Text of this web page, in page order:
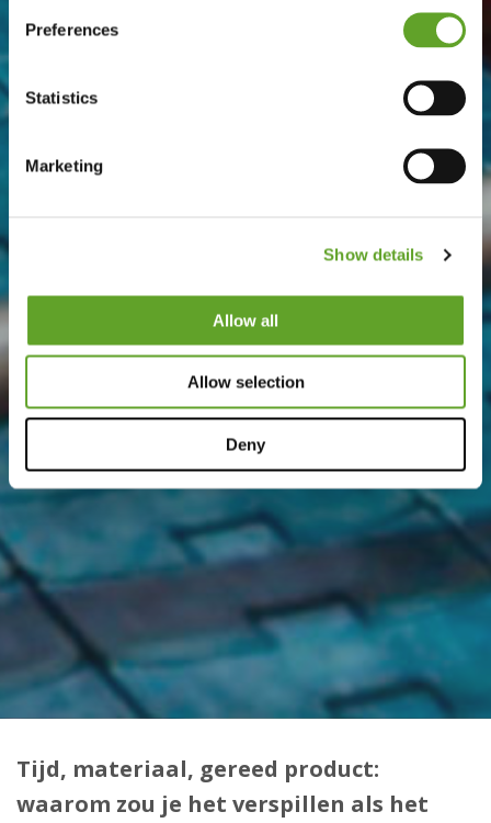
Preferences
Statistics
Marketing
Show details
Allow all
Allow selection
Deny
Tijd, materiaal, gereed product:
waarom zou je het verspillen als het